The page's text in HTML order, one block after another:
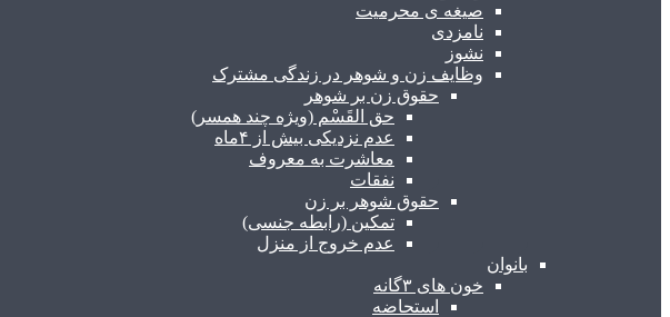
صیغه ی محرمیت
نامزدی
نشوز
وظایف زن و شوهر در زندگی مشترک
حقوق زن بر شوهر
حق القَسْم (ویژه چند همسر)
عدم نزدیکی بیش از ۴ماه
معاشرت به معروف
نفقات
حقوق شوهر بر زن
تمکین (رابطه جنسی)
عدم خروج از منزل
بانوان
خون های ۳گانه
استحاضه